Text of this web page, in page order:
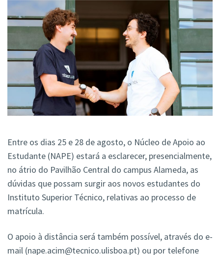
Entre os dias 25 e 28 de agosto, o Núcleo de Apoio ao
Estudante (NAPE) estará a esclarecer, presencialmente,
no átrio do Pavilhão Central do campus Alameda, as
dúvidas que possam surgir aos novos estudantes do
Instituto Superior Técnico, relativas ao processo de
matrícula.
O apoio à distância será também possível, através do e-
mail (nape.acim@tecnico.ulisboa.pt) ou por telefone